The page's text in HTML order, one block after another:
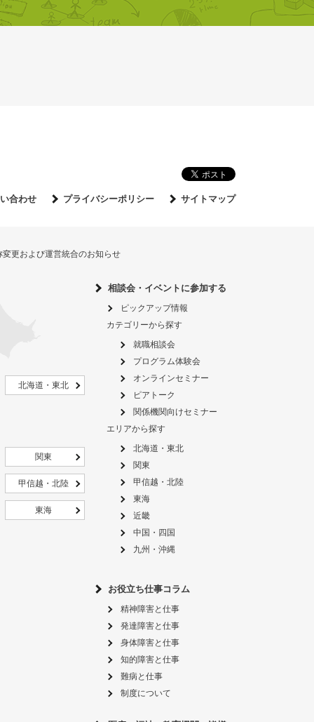
合わせ プライバシーポリシー サイトマップ
更および運営統合のお知らせ
北海道・東北
関東
甲信越・北陸
東海
相談会・イベントに参加する
ピックアップ情報
カテゴリーから探す
就職相談会
プログラム体験会
オンラインセミナー
ピアトーク
関係機関向けセミナー
エリアから探す
北海道・東北
関東
甲信越・北陸
東海
近畿
中国・四国
九州・沖縄
お役立ち仕事コラム
精神障害と仕事
発達障害と仕事
身体障害と仕事
知的障害と仕事
難病と仕事
制度について